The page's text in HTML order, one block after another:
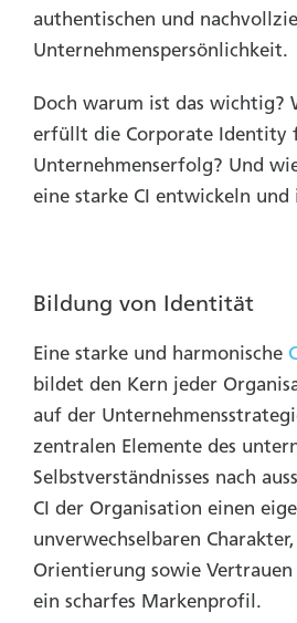
authentischen und
Unternehmenspersönlichkeit.
Doch warum ist das wichtig?
erfüllt die Corporate Identity
Unternehmenserfolg? Und
eine starke CI entwickeln
Bildung von Identität
Eine starke und harmonische
bildet den Kern jeder
auf der
zentralen Elemente des
Selbstverständnisses nach
CI der Organisation einen
unverwechselbaren
Orientierung sowie
ein scharfes Markenprofil.